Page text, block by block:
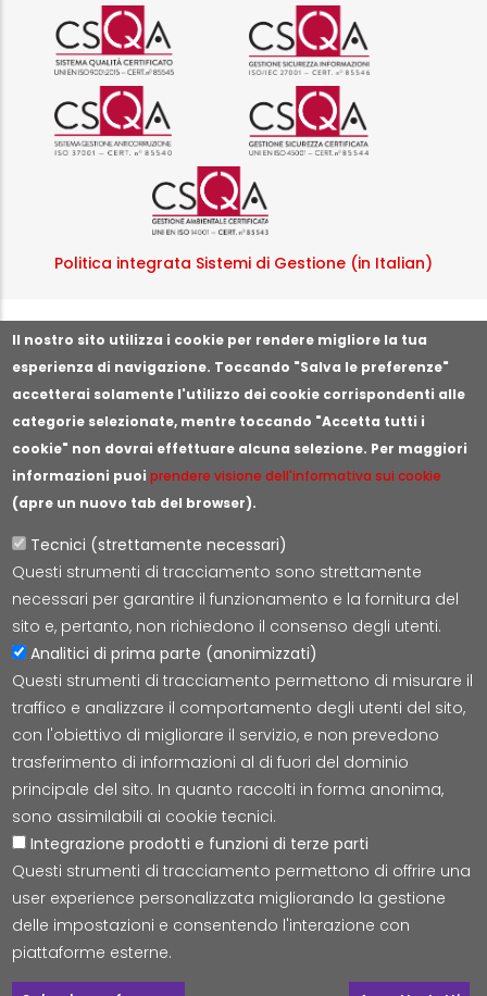
Il nostro sito utilizza i cookie per rendere migliore la tua
esperienza di navigazione. Toccando "Salva le preferenze"
accetterai solamente l'utilizzo dei cookie corrispondenti alle
categorie selezionate, mentre toccando "Accetta tutti i
cookie" non dovrai effettuare alcuna selezione. Per maggiori
informazioni puoiprendere visione dell'informativa sui cookie
(apre un nuovo tab del browser).
Tecnici (strettamente necessari)
Questi strumenti di tracciamento sono strettamente
necessari per garantire il funzionamento e la fornitura del
sito e, pertanto, non richiedono il consenso degli utenti.
Analitici di prima parte (anonimizzati)
Questi strumenti di tracciamento permettono di misurare il
traffico e analizzare il comportamento degli utenti del sito,
con l'obiettivo di migliorare il servizio, e non prevedono
trasferimento di informazioni al di fuori del dominio
principale del sito. In quanto raccolti in forma anonima,
sono assimilabili ai cookie tecnici.
Integrazione prodotti e funzioni di terze parti
Questi strumenti di tracciamento permettono di offrire una
user experience personalizzata migliorando la gestione
delle impostazioni e consentendo l'interazione con
piattaforme esterne.
Logo certificazione ISO 9001
Logo
Logo certificazione ISO 37001
Logo
Logo certificazione ISO
Politica integrata Sistemi di Gestione (in Italian)
Segnala illeciti o irregolarità
Lepida S.c.p.A.
Via della Liberazione 15, 40128 Bologna
segreteria@lepida.it
PEC:
segreteria@pec.lepida.it
Capitale Sociale i.v. ad oggi € 69.881.000,00
P.IVA/CF 02770891204
Accessibilità Cookie Privacy Social Media Mappa
© Tutti i diritti riservati Lepida S.c.p.A.